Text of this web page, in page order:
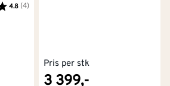
4.8 (4)
Pris per stk
3 399,-